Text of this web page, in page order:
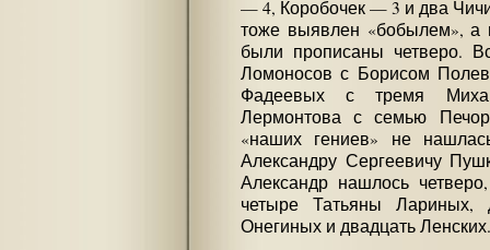
— 4, Коробочек — 3 и два
тоже выявлен «бобылем», а
были прописаны четверо.
Ломоносов с Борисом
Фадеевых с тремя
Лермонтова с семью
«наших гениев» не
Александру Сергеевичу
Александр нашлось
четыре Татьяны Лариных,
Онегиных и двадцать Ленских.